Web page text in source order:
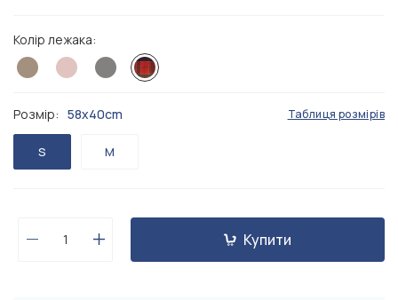
Колір лежака:
Розмір: 58х40cm Таблиця розмірів
S M
Купити